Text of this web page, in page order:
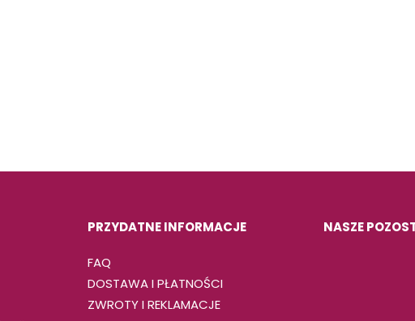
PRZYDATNE INFORMACJE
FAQ
DOSTAWA I PŁATNOŚCI
ZWROTY I REKLAMACJE
NASZE